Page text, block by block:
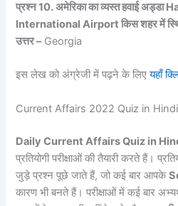
प्रश्न 10. अमेरिका का व्यस्त हवाई
International Airport किस शहर में
उत्तर –Georgia
इस लेख को अंग्रेजी में पढ़ने के लिएयहाँ
Current Affairs 2022 Quiz in Hindi
Daily Current Affairs Quiz in
प्रतियोगी परीक्षाओं की तैयारी करते हैं।
जुड़े प्रश्न पूछे जाते हैं, जो कई बार आपके
कारण भी बनते हैं। परीक्षाओं में कई बार